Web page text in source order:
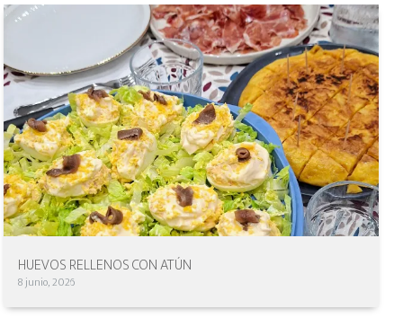
HUEVOS RELLENOS CON ATÚN
8 junio, 2026